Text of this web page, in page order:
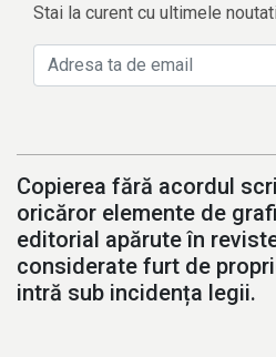
Stai la curent cu ultimele
Copierea fără acordul
oricăror elemente de
editorial apărute în
considerate furt de
intră sub incidența legii.